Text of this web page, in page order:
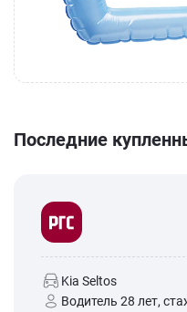
Последние
Kia Seltos
Водитель 28 лет,